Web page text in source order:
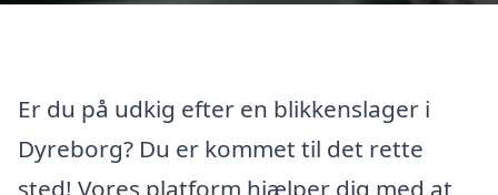
Er du på udkig efter en blikkenslager i
Dyreborg? Du er kommet til det rette
sted! Vores platform hjælper dig med at